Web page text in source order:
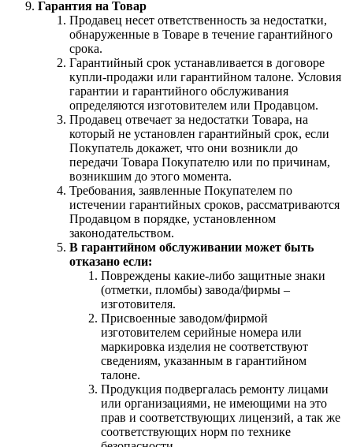
Гарантия на Товар
Продавец несет ответственность за недостатки,
обнаруженные в Товаре в течение гарантийного
срока.
Гарантийный срок устанавливается в договоре
купли-продажи или гарантийном талоне. Условия
гарантии и гарантийного обслуживания
определяются изготовителем или Продавцом.
Продавец отвечает за недостатки Товара, на
который не установлен гарантийный срок, если
Покупатель докажет, что они возникли до
передачи Товара Покупателю или по причинам,
возникшим до этого момента.
Требования, заявленные Покупателем по
истечении гарантийных сроков, рассматриваются
Продавцом в порядке, установленном
законодательством.
В гарантийном обслуживании может быть
отказано если:
Повреждены какие-либо защитные знаки
(отметки, пломбы) завода/фирмы –
изготовителя.
Присвоенные заводом/фирмой
изготовителем серийные номера или
маркировка изделия не соответствуют
сведениям, указанным в гарантийном
талоне.
Продукция подвергалась ремонту лицами
или организациями, не имеющими на это
прав и соответствующих лицензий, а так же
соответствующих норм по технике